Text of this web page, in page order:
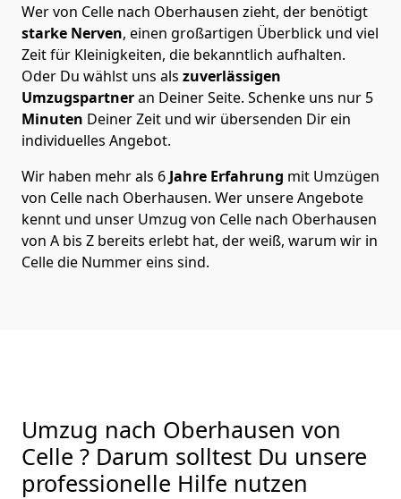
Wer von Celle nach Oberhausen zieht, der benötigt
starke Nerven, einen großartigen Überblick und viel
Zeit für Kleinigkeiten, die bekanntlich aufhalten.
Oder Du wählst uns als zuverlässigen
Umzugspartneran Deiner Seite. Schenke uns nur 5
Minuten Deiner Zeit und wir übersenden Dir ein
individuelles Angebot.
Wir haben mehr als 6 Jahre Erfahrung mit Umzügen
von Celle nach Oberhausen. Wer unsere Angebote
kennt und unser Umzug von Celle nach Oberhausen
von A bis Z bereits erlebt hat, der weiß, warum wir in
Celle die Nummer eins sind.
Umzug nach Oberhausen von
Celle ? Darum solltest Du unsere
professionelle Hilfe nutzen